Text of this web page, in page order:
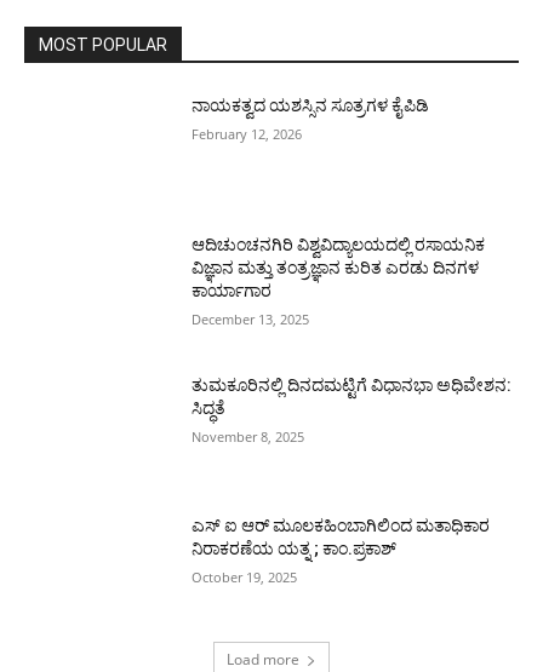
MOST POPULAR
ನಾಯಕತ್ವದ ಯಶಸ್ಸಿನ ಸೂತ್ರಗಳ ಕೈಪಿಡಿ
February 12, 2026
ಆದಿಚುಂಚನಗಿರಿ ವಿಶ್ವವಿದ್ಯಾಲಯದಲ್ಲಿ ರಸಾಯನಿಕ
ವಿಜ್ಞಾನ ಮತ್ತು ತಂತ್ರಜ್ಞಾನ ಕುರಿತ ಎರಡು ದಿನಗಳ
ಕಾರ್ಯಾಗಾರ
December 13, 2025
ತುಮಕೂರಿನಲ್ಲಿ ದಿನದಮಟ್ಟಿಗೆ ವಿಧಾನಭಾ ಅಧಿವೇಶನ:
ಸಿದ್ಧತೆ
November 8, 2025
ಎಸ್ ಐ ಆರ್ ಮೂಲಕಹಿಂಬಾಗಿಲಿಂದ ಮತಾಧಿಕಾರ
ನಿರಾಕರಣೆಯ ಯತ್ನ ; ಕಾಂ.ಪ್ರಕಾಶ್
October 19, 2025
Load more